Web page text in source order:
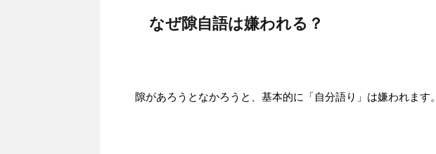
なぜ隙自語は嫌われる？
隙があろうとなかろうと、基本的に「自分語り」は嫌われます。